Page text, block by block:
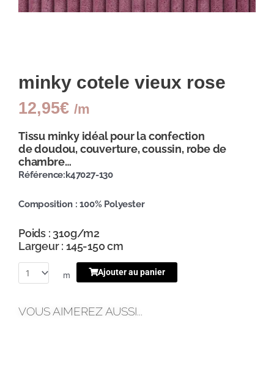
minky cotele vieux rose
12,95€ /m
Tissu minky idéal pour la confection
de doudou, couverture, coussin, robe de
chambre…
Référence:k47027-130
Composition : 100% Polyester
Poids : 310g/m2
Largeur : 145-150 cm
m Ajouter au panier
VOUS AIMEREZ AUSSI...